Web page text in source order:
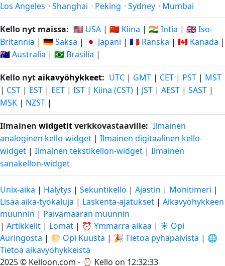
Los Angeles · Shanghai · Peking · Sydney · Mumbai
Kello nyt maissa: 🇺🇸 USA | 🇨🇳 Kiina | 🇮🇳 Intia | 🇬🇧 Iso-
Britannia | 🇩🇪 Saksa | 🇯🇵 Japani | 🇫🇷 Ranska | 🇨🇦 Kanada |
🇦🇺 Australia | 🇧🇷 Brasilia |
Kello nytaikavyöhykkeet: UTC | GMT | CET | PST | MST
| CST | EST | EET | IST | Kiina (CST) | JST | AEST | SAST |
MSK | NZST |
Ilmainen widgetitverkkovastaaville: Ilmainen
analoginen kello-widget | Ilmainen digitaalinen kello-
widget | Ilmainen tekstikellon-widget | Ilmainen
sanakellon-widget
Unix-aika | Hälytys | Sekuntikello | Ajastin | Monitimeri |
Lisää aika-työkaluja | Laskenta-ajatukset | Aikavyöhykkeen
muunnin | Päivämäärän muunnin
| Artikkelit | Lomat | ⏰ Ymmärrä aikaa | ☀️ Opi
Auringosta | 🌕 Opi Kuusta | 🎉 Tietoa pyhäpäivistä | 🌐
Tietoa aikavyöhykkeistä
2025 © Kelloon.com - ⌚ Kello on 12:32:34